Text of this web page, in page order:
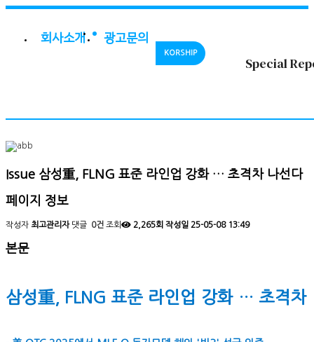
회사소개 광고문의
KORSHIP
Special
Issue 삼성重, FLNG 표준 라인업 강화 … 초격차 나선다
페이지 정보
작성자 최고관리자 댓글 0건 조회 2,265회 작성일 25-05-08 13:49
본문
삼성重, FLNG 표준 라인업 강화 … 초격차